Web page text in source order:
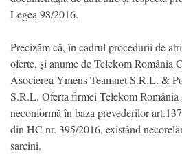
Legea 98/2016.
Precizăm că, în cadrul procedurii de
oferte, și anume de Telekom România
Asocierea Ymens Teamnet S.R.L. &
S.R.L. Oferta firmei Telekom România
neconformă în baza prevederilor
din HC nr. 395/2016, existând
sarcini.